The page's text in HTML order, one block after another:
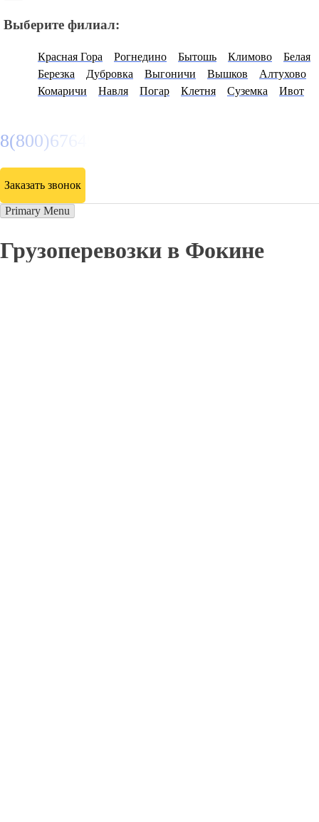
Выберите филиал:
Красная Гора Рогнедино Бытошь Климово
Белая
Березка
Дубровка Выгоничи Вышков
Алтухово
Комаричи
Навля Погар Клетня Суземка Ивот
8(800)6764935
Заказать звонок
Primary Menu
Грузоперевозки в Фокине